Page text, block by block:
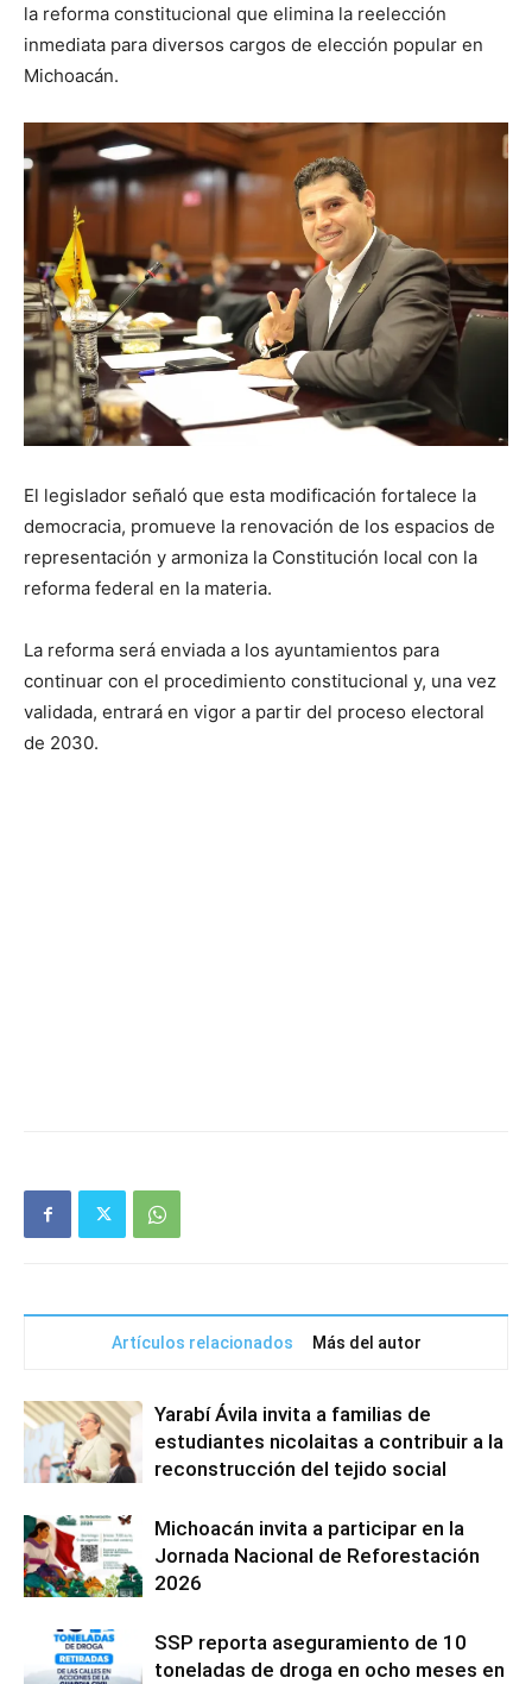
la reforma constitucional que elimina la reelección
inmediata para diversos cargos de elección popular en
Michoacán.
El legislador señaló que esta modificación fortalece la
democracia, promueve la renovación de los espacios de
representación y armoniza la Constitución local con la
reforma federal en la materia.
La reforma será enviada a los ayuntamientos para
continuar con el procedimiento constitucional y, una vez
validada, entrará en vigor a partir del proceso electoral
de 2030.
Artículos relacionados Más del autor
Yarabí Ávila invita a familias de
estudiantes nicolaitas a contribuir a la
reconstrucción del tejido social
Michoacán invita a participar en la
Jornada Nacional de Reforestación
2026
SSP reporta aseguramiento de 10
toneladas de droga en ocho meses en